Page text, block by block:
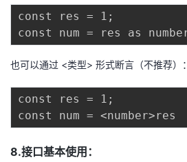
const res = 1;
也可以通过 <类型> 形式断言（不推荐）：
const res = 1;
8.接口基本使用：